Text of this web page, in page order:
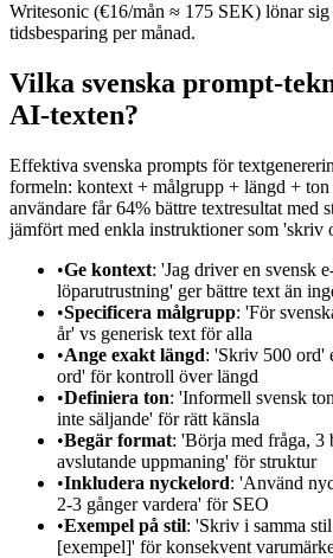
Writesonic (€16/mån ≈ 175 SEK) lönar
tidsbesparing per månad.
Vilka svenska prompt-
AI-texten?
Effektiva svenska prompts för
formeln: kontext + målgrupp + längd + ton
användare får 64% bättre textresultat med
jämfört med enkla instruktioner som 'skriv
•Ge kontext: 'Jag driver en svensk
löparutrustning' ger bättre text än
•Specificera målgrupp: 'För
år' vs generisk text för alla
•Ange exakt längd: 'Skriv 500 ord'
ord' för kontroll över längd
•Definiera ton: 'Informell svensk
inte säljande' för rätt känsla
•Begär format: 'Börja med fråga, 3
avslutande uppmaning' för struktur
•Inkludera nyckelord: 'Använd
2-3 gånger vardera' för SEO
•Exempel på stil: 'Skriv i samma
[exempel]' för konsekvent